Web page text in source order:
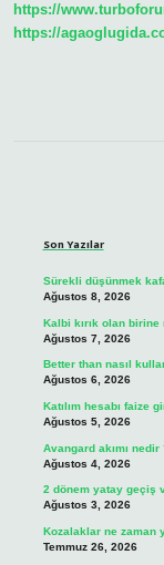
https://
https://
Son Yazılar
Sürekli düşünmek
Ağustos 8, 2026
Kalbi kırık olan birine
Ağustos 7, 2026
Better than nasıl
Ağustos 6, 2026
Katılım hesabı faize
Ağustos 5, 2026
Avangard akımı nedir
Ağustos 4, 2026
2 dönem yatay geçiş
Ağustos 3, 2026
Kozalaklar ne zaman
Temmuz 26, 2026